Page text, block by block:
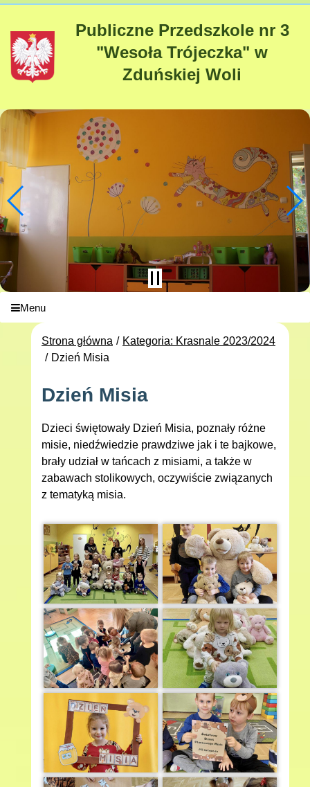
Publiczne Przedszkole nr 3
"Wesoła Trójeczka" w
Zduńskiej Woli
Menu
Strona główna
Kategoria: Krasnale 2023/2024
Dzień Misia
Dzień Misia
Dzieci świętowały Dzień Misia, poznały różne
misie, niedźwiedzie prawdziwe jak i te bajkowe,
brały udział w tańcach z misiami, a także w
zabawach stolikowych, oczywiście związanych
z tematyką misia.